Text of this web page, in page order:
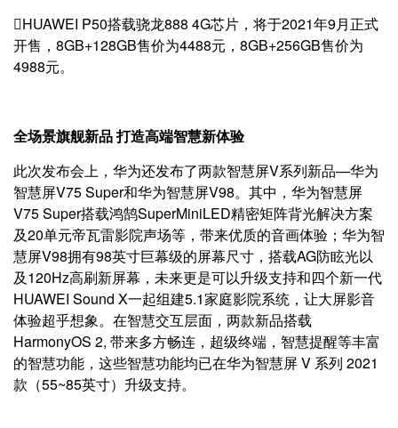
HUAWEI P50搭载骁龙888 4G芯片，将于2021年9月正式
开售，8GB+128GB售价为4488元，8GB+256GB售价为
4988元。
全场景旗舰新品 打造高端智慧新体验
此次发布会上，华为还发布了两款智慧屏V系列新品—华为
智慧屏V75 Super和华为智慧屏V98。其中，华为智慧屏
V75 Super搭载鸿鹄SuperMiniLED精密矩阵背光解决方案
及20单元帝瓦雷影院声场等，带来优质的音画体验；华为智
慧屏V98拥有98英寸巨幕级的屏幕尺寸，搭载AG防眩光以
及120Hz高刷新屏幕，未来更是可以升级支持和四个新一代
HUAWEI Sound X一起组建5.1家庭影院系统，让大屏影音
体验超乎想象。在智慧交互层面，两款新品搭载
HarmonyOS 2, 带来多方畅连，超级终端，智慧提醒等丰富
的智慧功能，这些智慧功能均已在华为智慧屏 V 系列 2021
款（55~85英寸）升级支持。